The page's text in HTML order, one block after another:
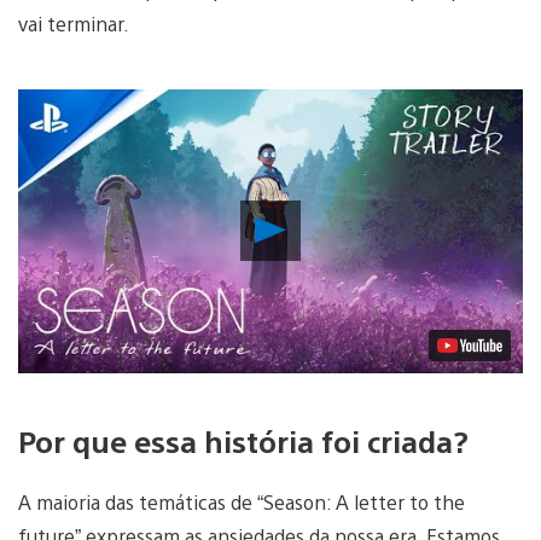
vai terminar.
Reproduzir
Vídeo
Por que essa história foi criada?
A maioria das temáticas de “Season: A letter to the